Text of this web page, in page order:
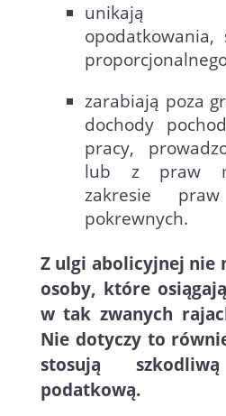
unikają
opodatkowania,
zarabiają poza
dochody
pracy,
lub z praw
zakresie
pokrewnych.
Z ulgi abolicyjnej nie
osoby, które
w tak zwanych
Nie dotyczy to
stosują
podatkową.